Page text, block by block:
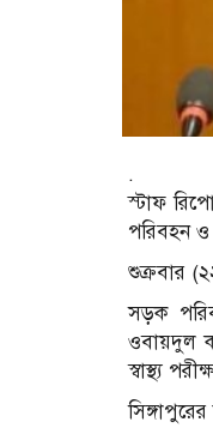
.
স্টাফ
পরিবহন ও
শুক্রবার
সড়ক
ওবায়দুল
স্বাস্থ্য